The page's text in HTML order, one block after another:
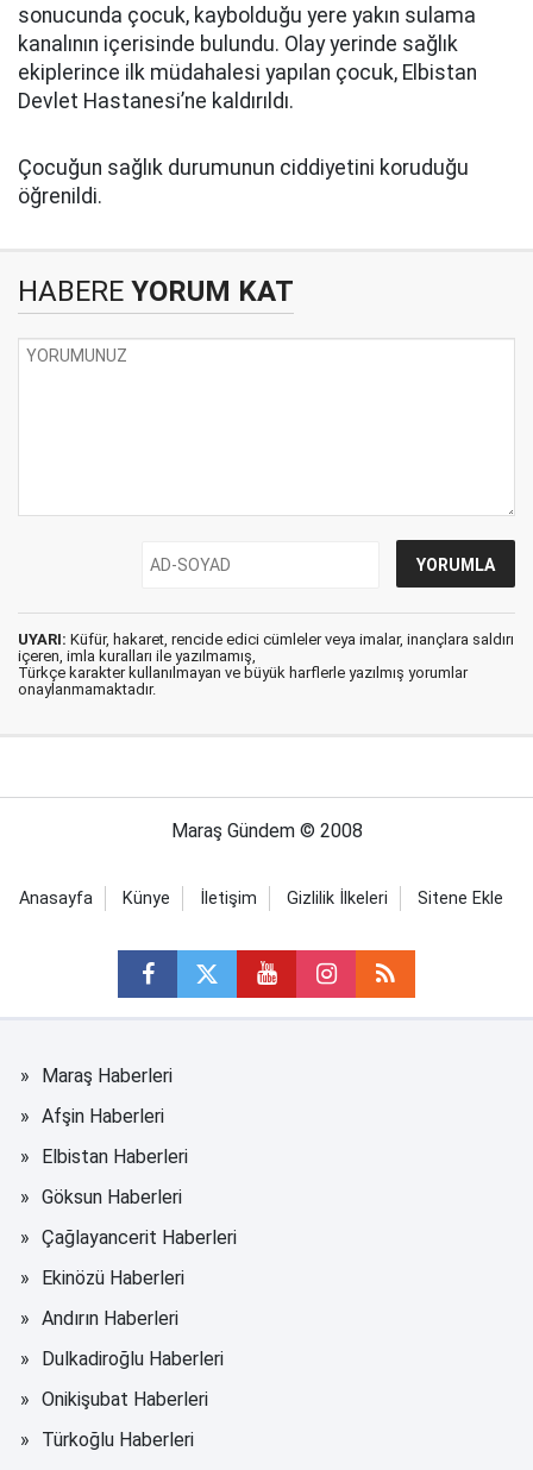
sonucunda çocuk, kaybolduğu yere yakın sulama
kanalının içerisinde bulundu. Olay yerinde sağlık
ekiplerince ilk müdahalesi yapılan çocuk, Elbistan
Devlet Hastanesi’ne kaldırıldı.
Çocuğun sağlık durumunun ciddiyetini koruduğu
öğrenildi.
HABERE YORUM KAT
UYARI: Küfür, hakaret, rencide edici cümleler veya imalar, inançlara saldırı
içeren, imla kuralları ile yazılmamış,
Türkçe karakter kullanılmayan ve büyük harflerle yazılmış yorumlar
onaylanmamaktadır.
Maraş Gündem © 2008
Anasayfa Künye İletişim Gizlilik İlkeleri Sitene Ekle
Maraş Haberleri
Afşin Haberleri
Elbistan Haberleri
Göksun Haberleri
Çağlayancerit Haberleri
Ekinözü Haberleri
Andırın Haberleri
Dulkadiroğlu Haberleri
Onikişubat Haberleri
Türkoğlu Haberleri